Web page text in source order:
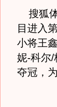
搜狐体
目进入
小将王
妮-科尔/
夺冠，